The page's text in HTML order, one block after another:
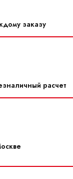
заказу
расчет